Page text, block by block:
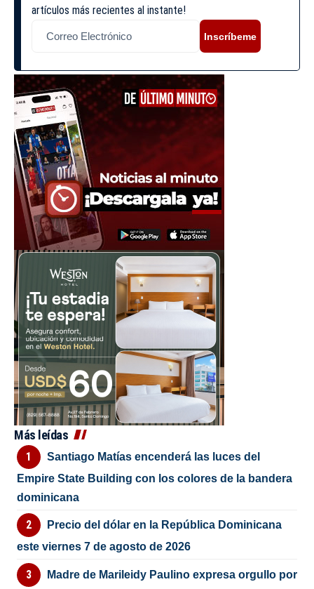
artículos más recientes al instante!
Inscríbeme
Más leídas
Santiago Matías encenderá las luces del
Empire State Building con los colores de la bandera
dominicana
Precio del dólar en la República Dominicana
este viernes 7 de agosto de 2026
Madre de Marileidy Paulino expresa orgullo por